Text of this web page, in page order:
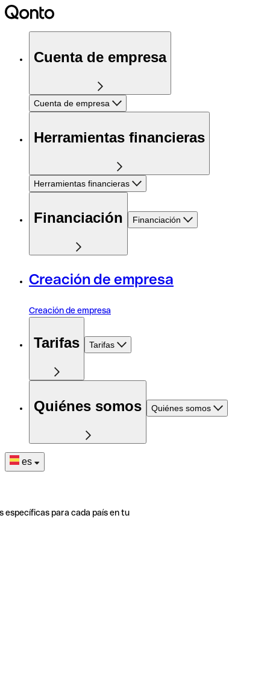
Cuenta de empresa
Cuenta de empresa
Herramientas financieras
Herramientas financieras
Financiación Financiación
Creación de empresa
Creación de empresa
Tarifas Tarifas
Quiénes somos Quiénes somos
es
específicas para cada país en tu